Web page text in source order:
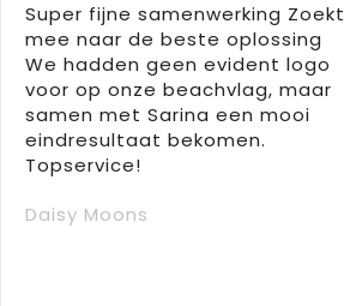
Super fijne samenwerking Zoekt
mee naar de beste oplossing
We hadden geen evident logo
voor op onze beachvlag, maar
samen met Sarina een mooi
eindresultaat bekomen.
Topservice!
Daisy Moons